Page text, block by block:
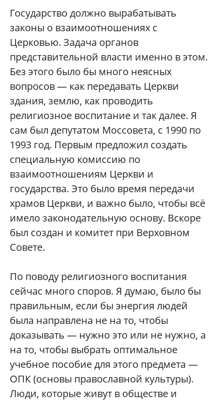
Государство должно вырабатывать
законы о взаимоотношениях с
Церковью. Задача органов
представительной власти именно в этом.
Без этого было бы много неясных
вопросов — как передавать Церкви
здания, землю, как проводить
религиозное воспитание и так далее. Я
сам был депутатом Моссовета, с 1990 по
1993 год. Первым предложил создать
специальную комиссию по
взаимоотношениям Церкви и
государства. Это было время передачи
храмов Церкви, и важно было, чтобы всё
имело законодательную основу. Вскоре
был создан и комитет при Верховном
Совете.
По поводу религиозного воспитания
сейчас много споров. Я думаю, было бы
правильным, если бы энергия людей
была направлена не на то, чтобы
доказывать — нужно это или не нужно, а
на то, чтобы выбрать оптимальное
учебное пособие для этого предмета —
ОПК (основы православной культуры).
Люди, которые живут в обществе и